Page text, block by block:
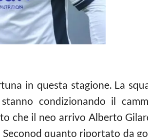
in questa stagione. La
condizionando il
che il neo arrivo Alberto
quanto riportato da